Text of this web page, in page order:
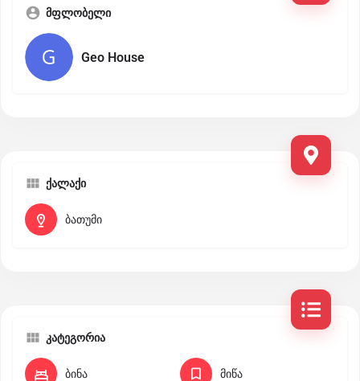
მფლობელი
Geo House
ქალაქი
ბათუმი
კატეგორია
ბინა მიწა